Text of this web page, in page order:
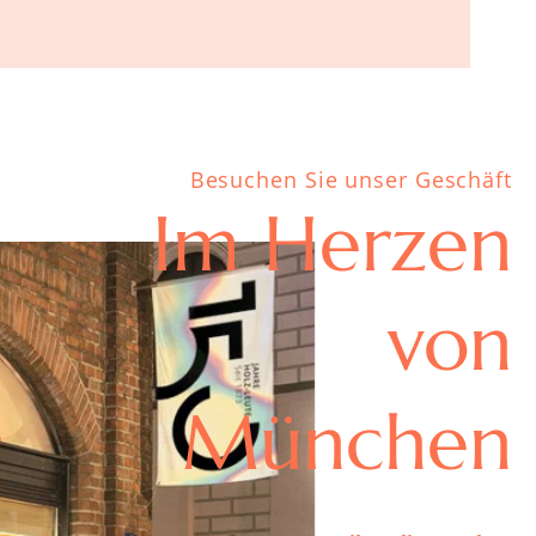
Besuchen Sie unser Geschäft
Im Herzen
von
München